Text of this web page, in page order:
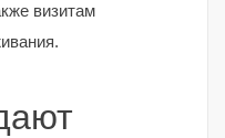
визитам